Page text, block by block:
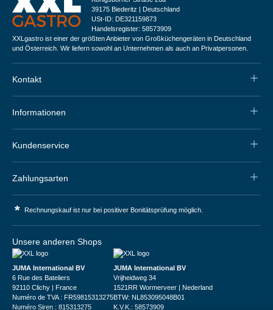
39175 Biederitz | Deutschland
USt-ID: DE321159873
Handelsregister: 58573909
XXLgastro ist einer der größten Anbieter von Großküchengeräten in Deutschland
und Österreich. Wir liefern sowohl an Unternehmen als auch an Privatpersonen.
Kontakt
Informationen
Kundenservice
Zahlungsarten
* Rechnungskauf ist nur bei positiver Bonitätsprüfung möglich.
Unsere anderen Shops
JUMA International BV
6 Rue des Bateliers
92110 Clichy | France
Numéro de TVA : FR59815313275
Numéro Siren : 815313275
JUMA International BV
Vrijheidweg 34
1521RR Wormerveer | Nederland
BTW: NL853095048B01
K.V.K.: 58573909